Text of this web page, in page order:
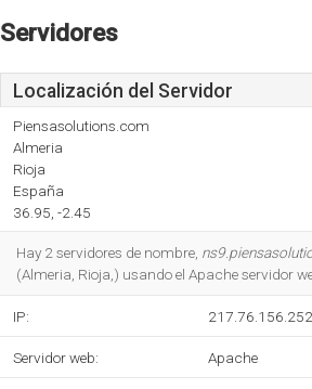
Servidores
Localización del Servidor
Piensasolutions.com
Almeria
Rioja
España
36.95, -2.45
Hay 2 servidores de nombre,
(Almeria, Rioja,) usando el Apache servidor
IP: 217.76.156.252
Servidor web: Apache